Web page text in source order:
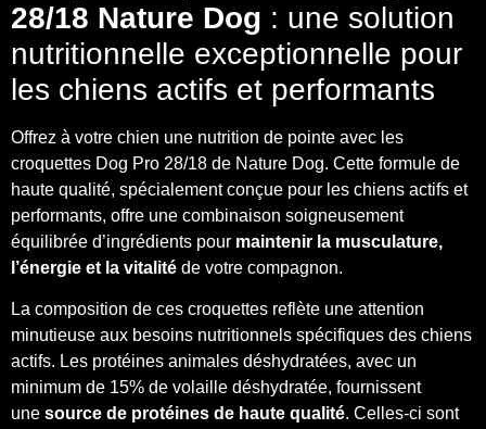
28/18 Nature Dog : une solution
nutritionnelle exceptionnelle pour
les chiens actifs et performants
Offrez à votre chien une nutrition de pointe avec les
croquettes Dog Pro 28/18 de Nature Dog. Cette formule de
haute qualité, spécialement conçue pour les chiens actifs et
performants, offre une combinaison soigneusement
équilibrée d’ingrédients pour maintenir la musculature,
l’énergie et la vitalité de votre compagnon.
La composition de ces croquettes reflète une attention
minutieuse aux besoins nutritionnels spécifiques des chiens
actifs. Les protéines animales déshydratées, avec un
minimum de 15% de volaille déshydratée, fournissent
une source de protéines de haute qualité. Celles-ci sont